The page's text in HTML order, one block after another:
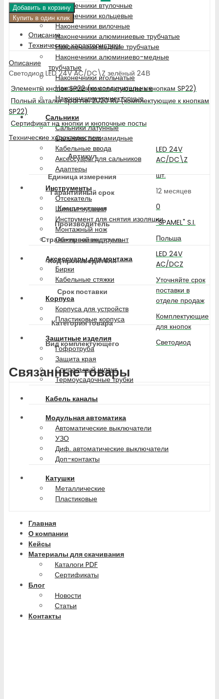
Наконечники втулочные
Наконечники кольцевые
Наконечники вилочные
Наконечники алюминиевые трубчатые
Наконечники медные трубчатые
Наконечники алюминиево-медные
трубчатые
Наконечники игольчатые
Наконечники соединительные
Наконечники коннекторные
Сальники
Сальники латунные
Сальники полиамидные
Кабельные ввода
Аксессуары для сальников
Адаптеры
Инструменты
Отсекатель
Щипцы-кусачки
Инструмент для снятия изоляции
Монтажный нож
Обжимной инструмент
Аксессуары для монтажа
Бирки
Кабельные стяжки
Корпуса
Корпуса для устройств
Пластиковые корпуса
Защитные изделия
Гофротруба
Защита края
Спиральный шланг
Термоусадочные трубки
Кабель каналы
Модульная автоматика
Автоматические выключатели
УЗО
Диф. автоматические выключатели
Доп-контакты
Катушки
Металлические
Пластиковые
Главная
О компании
Кейсы
Материалы для скачивания
Каталоги PDF
Сертификаты
Блог
Новости
Статьи
Контакты
Добавить в корзину
Купить в один клик
Описание
Технические характеристики
Описание
Светодиод LED 24V AC/DC\Z зелёный 24В
Элементы кнопок SP22 (комплектующие к кнопкам SP22)
Полный каталог Spamel 2020 RU (комплектующие к кнопкам
SP22)
Сертификат на кнопки и кнопочные посты
Технические характеристики
Артикул
LED 24V
AC/DC\Z
Единица измерения
шт.
Гарантийный срок
12 месяцев
Комплектация
0
Производитель
"SPAMEL" S.I.
Страна-производитель
Польша
Код производителя
LED 24V
AC/DCZ
Срок поставки
Уточняйте срок
поставки в
отделе продаж
Категория товара
Комплектующие
для кнопок
Вид комплектующего
Светодиод
Связанные товары